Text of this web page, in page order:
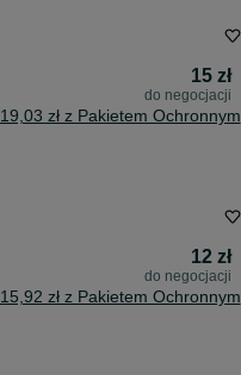
15 zł
do negocjacji
19,03 zł z Pakietem Ochronnym
12 zł
do negocjacji
15,92 zł z Pakietem Ochronnym